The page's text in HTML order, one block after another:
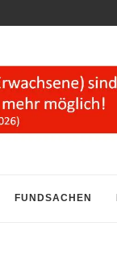
FUNDSACHEN